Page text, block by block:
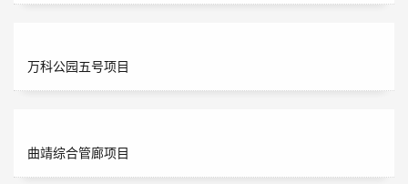
万科公园五号项目
曲靖综合管廊项目